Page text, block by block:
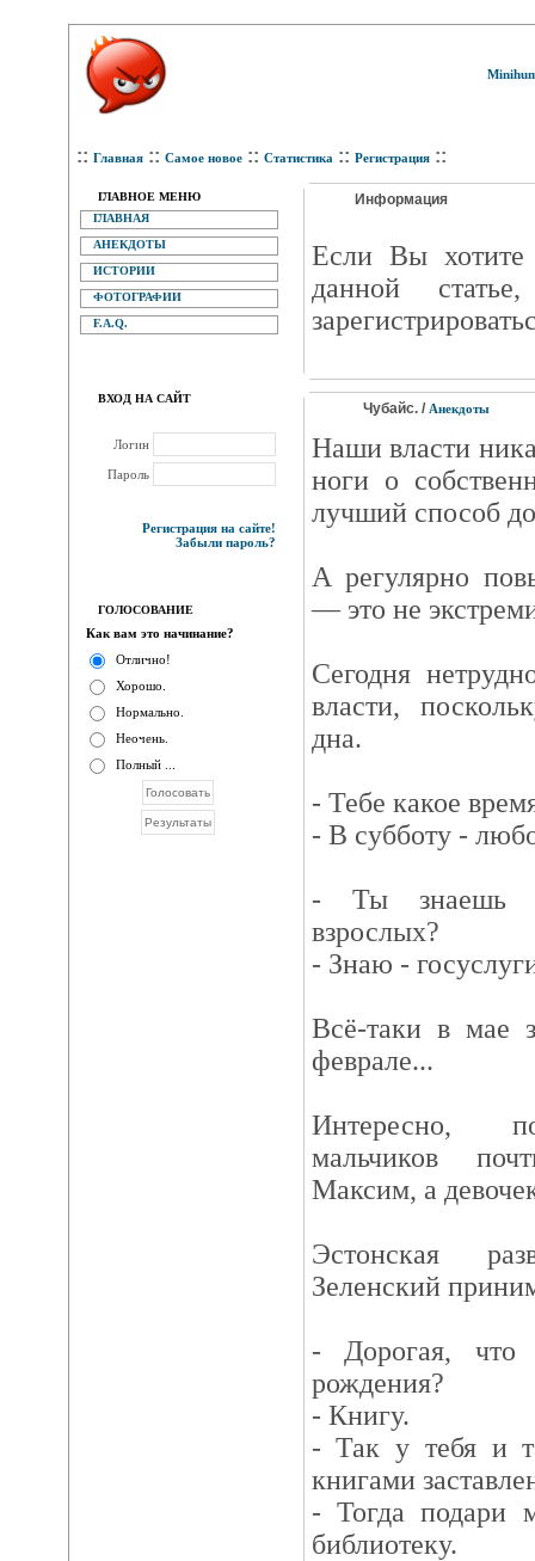
:: Главная :: Самое новое :: Статистика :: Регистрация ::
ГЛАВНОЕ МЕНЮ
ГЛАВНАЯ
АНЕКДОТЫ
ИСТОРИИ
ФОТОГРАФИИ
F.A.Q.
ВХОД НА САЙТ
Логин
Пароль
Регистрация на сайте!
Забыли пароль?
ГОЛОСОВАНИЕ
Как вам это начинание?
Отлично!
Хорошо.
Нормально.
Неочень.
Полный ...
Информация
Eсли Вы хотите
данной
Чубайс. / Анекдоты
Наши власти
ноги о
лучший способ
А регулярно
— это не
Сегодня
власти,
дна.
- Тебе какое
- В субботу -
- Ты знаешь
взрослых?
- Знаю -
Всё-таки в мае
феврале...
Интересно,
мальчиков
Максим, а
Эстонская
Зеленский
- Дорогая, что
рождения?
- Книгу.
- Так у тебя и
книгами
- Тогда подари
библиотеку.